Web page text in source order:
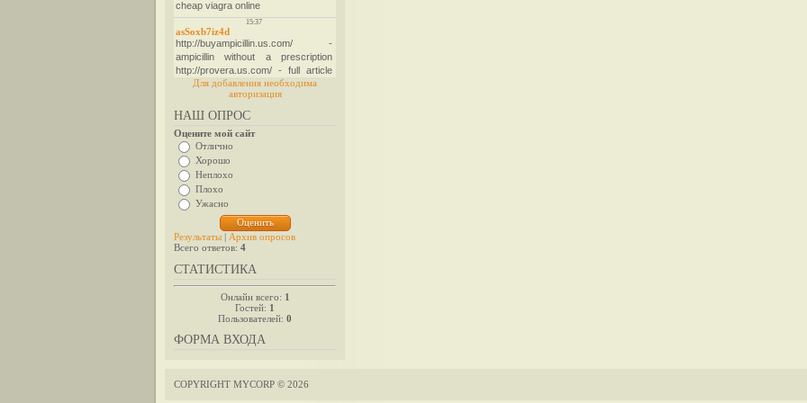
Для добавления необходима
авторизация
НАШ ОПРОС
Оцените мой сайт
Отлично
Хорошо
Неплохо
Плохо
Ужасно
Результаты | Архив опросов
Всего ответов: 4
СТАТИСТИКА
Онлайн всего: 1
Гостей: 1
Пользователей: 0
ФОРМА ВХОДА
COPYRIGHT MYCORP © 2026